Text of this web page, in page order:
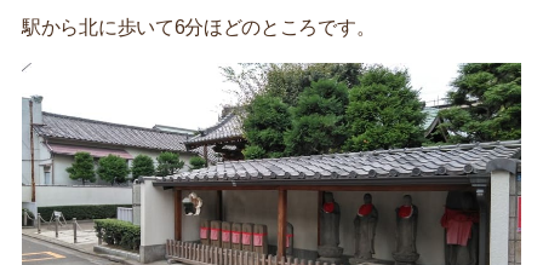
駅から北に歩いて6分ほどのところです。